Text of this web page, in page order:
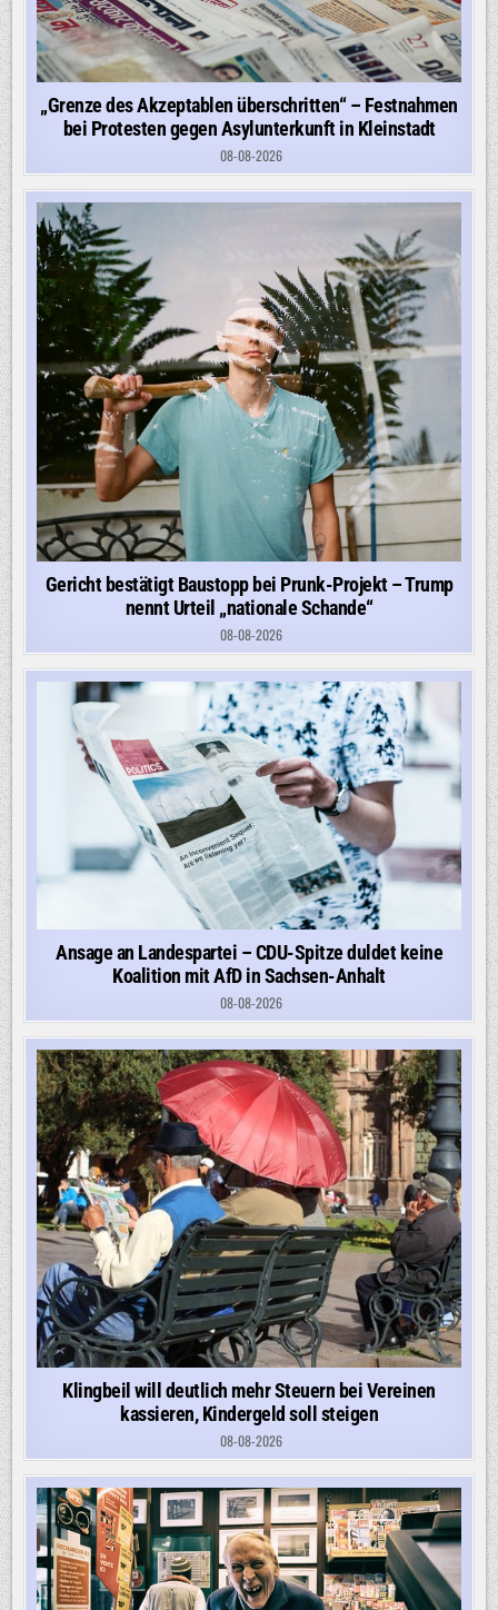
„Grenze des Akzeptablen überschritten“ – Festnahmen
bei Protesten gegen Asylunterkunft in Kleinstadt
08-08-2026
Gericht bestätigt Baustopp bei Prunk-Projekt – Trump
nennt Urteil „nationale Schande“
08-08-2026
Ansage an Landespartei – CDU-Spitze duldet keine
Koalition mit AfD in Sachsen-Anhalt
08-08-2026
Klingbeil will deutlich mehr Steuern bei Vereinen
kassieren, Kindergeld soll steigen
08-08-2026